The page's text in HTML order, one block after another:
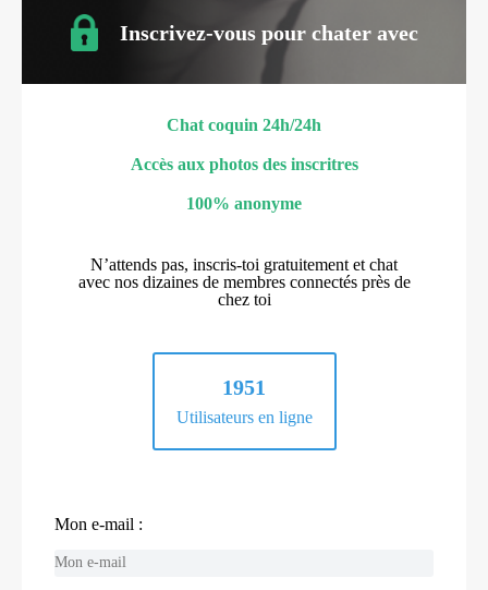
Inscrivez-vous pour chater avec
Chat coquin 24h/24h
Accès aux photos des inscritres
100% anonyme
N’attends pas, inscris-toi gratuitement et chat
avec nos dizaines de membres connectés près de
chez toi
1951
Utilisateurs en ligne
Mon e-mail :